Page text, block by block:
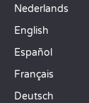
Nederlands
English
Español
Français
Deutsch